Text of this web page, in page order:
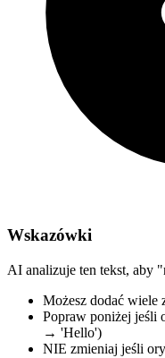
Wskazówki
AI analizuje ten tekst, aby
Możesz dodać wiele
Popraw poniżej jeśli
→ 'Hello')
NIE zmieniaj jeśli